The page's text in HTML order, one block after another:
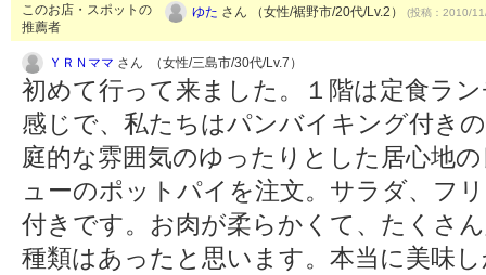
このお店・スポットの
推薦者
ゆた さん （女性/裾野市/20代/Lv.2） (投稿：2010/
ＹＲＮママ さん （女性/三島市/30代/Lv.7）
初めて行って来ました。１階は定食ラ
感じで、私たちはパンバイキング付き
庭的な雰囲気のゆったりとした居心地
ューのポットパイを注文。サラダ、フ
付きです。お肉が柔らかくて、たくさ
種類はあったと思います。本当に美味